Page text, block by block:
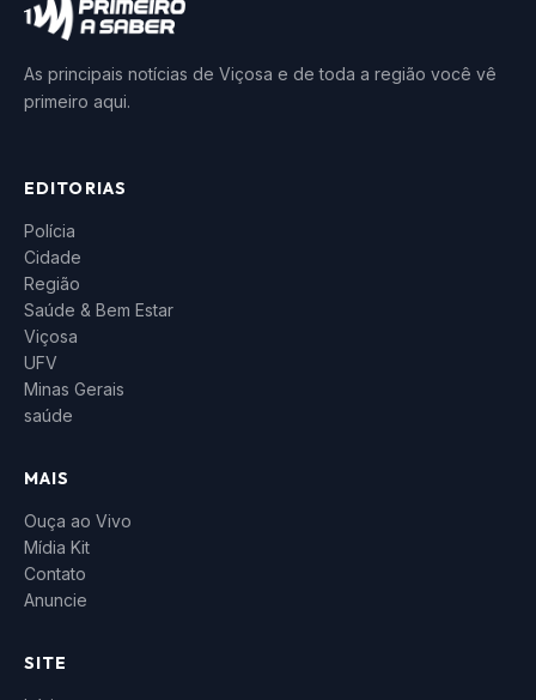
As principais notícias de Viçosa e de toda a região você vê
primeiro aqui.
EDITORIAS
Polícia
Cidade
Região
Saúde & Bem Estar
Viçosa
UFV
Minas Gerais
saúde
MAIS
Ouça ao Vivo
Mídia Kit
Contato
Anuncie
SITE